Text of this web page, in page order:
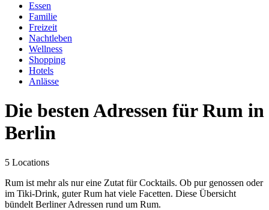
Essen
Familie
Freizeit
Nachtleben
Wellness
Shopping
Hotels
Anlässe
Die besten Adressen für Rum in
Berlin
5 Locations
Rum ist mehr als nur eine Zutat für Cocktails. Ob pur genossen oder
im Tiki-Drink, guter Rum hat viele Facetten. Diese Übersicht
bündelt Berliner Adressen rund um Rum.